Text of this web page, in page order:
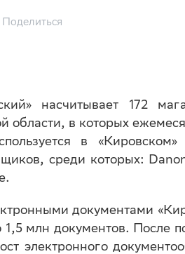
Поделиться
насчитывает 172
области, в которых
в «Кировском»
среди которых:
документами
млн документов. После
электронного